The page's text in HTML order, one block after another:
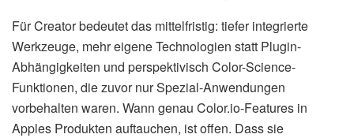
Für Creator bedeutet das mittelfristig: tiefer integrierte
Werkzeuge, mehr eigene Technologien statt Plugin-
Abhängigkeiten und perspektivisch Color-Science-
Funktionen, die zuvor nur Spezial-Anwendungen
vorbehalten waren. Wann genau Color.io-Features in
Apples Produkten auftauchen, ist offen. Dass sie